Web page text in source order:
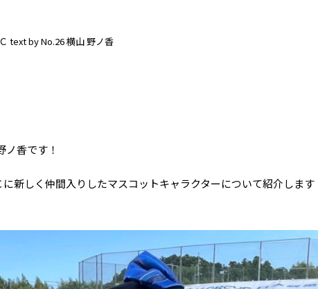
text by No.26 横山 野ノ香
ノ香です！
新しく仲間入りしたマスコットキャラクターについて紹介します